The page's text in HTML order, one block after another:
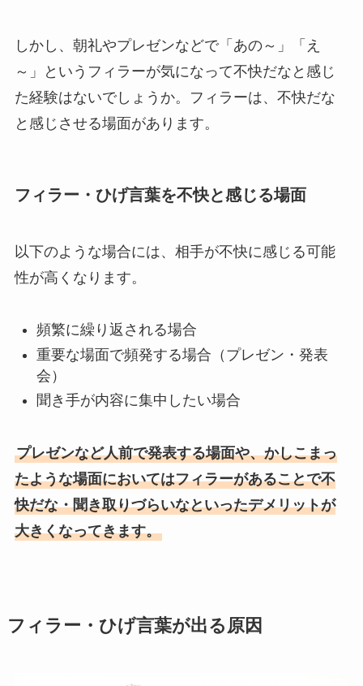
しかし、朝礼やプレゼンなどで「あの～」「え
～」というフィラーが気になって不快だなと感じ
た経験はないでしょうか。フィラーは、不快だな
と感じさせる場面があります。
フィラー・ひげ言葉を不快と感じる場面
以下のような場合には、相手が不快に感じる可能
性が高くなります。
頻繁に繰り返される場合
重要な場面で頻発する場合（プレゼン・発表
会）
聞き手が内容に集中したい場合
プレゼンなど人前で発表する場面や、かしこまっ
たような場面においてはフィラーがあることで不
快だな・聞き取りづらいなといったデメリットが
大きくなってきます。
フィラー・ひげ言葉が出る原因